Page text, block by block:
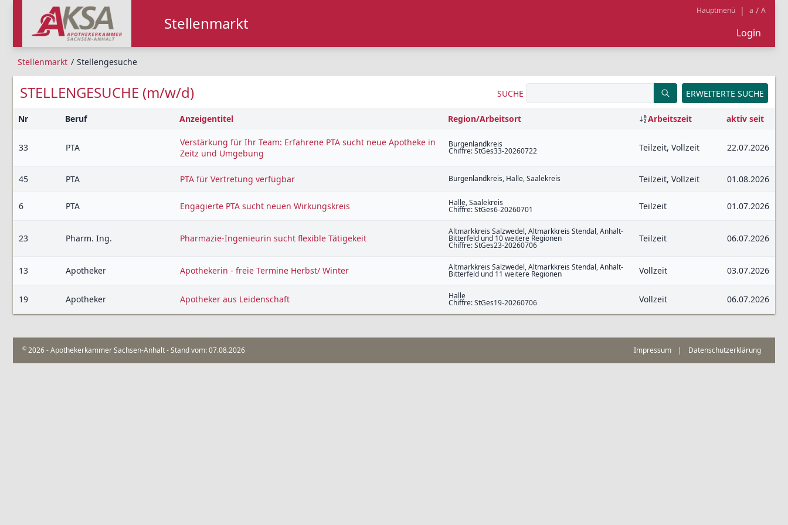
Stellenmarkt
Hauptmenü | a / A
Login
Stellenmarkt Stellengesuche
STELLENGESUCHE (m/w/d) SUCHE ERWEITERTE SUCHE
Nr Beruf Anzeigentitel Region/Arbeitsort Arbeitszeit aktiv seit
33 PTA
Verstärkung für Ihr Team: Erfahrene PTA sucht neue Apotheke in
Zeitz und Umgebung
Burgenlandkreis
Chiffre: StGes33-20260722 Teilzeit, Vollzeit 22.07.2026
45 PTA PTA für Vertretung verfügbar Burgenlandkreis, Halle, Saalekreis Teilzeit, Vollzeit 01.08.2026
6 PTA Engagierte PTA sucht neuen Wirkungskreis Halle, Saalekreis
Chiffre: StGes6-20260701 Teilzeit 01.07.2026
23 Pharm. Ing. Pharmazie-Ingenieurin sucht flexible Tätigekeit
Altmarkkreis Salzwedel, Altmarkkreis Stendal, Anhalt-
Bitterfeld und 10 weitere Regionen
Chiffre: StGes23-20260706
Teilzeit 06.07.2026
13 Apotheker Apothekerin - freie Termine Herbst/ Winter Altmarkkreis Salzwedel, Altmarkkreis Stendal, Anhalt-
Bitterfeld und 11 weitere Regionen Vollzeit 03.07.2026
19 Apotheker Apotheker aus Leidenschaft Halle
Chiffre: StGes19-20260706 Vollzeit 06.07.2026
© 2026 - Apothekerkammer Sachsen-Anhalt - Stand vom: 07.08.2026 Impressum | Datenschutzerklärung